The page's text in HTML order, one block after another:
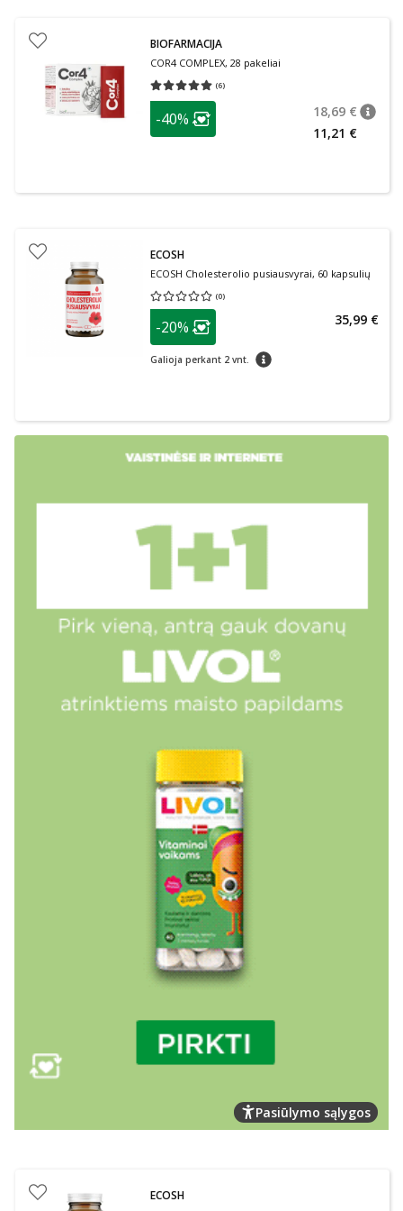
BIOFARMACIJA
COR4 COMPLEX, 28 pakeliai
(6)
Vidutinis įvertinimas 5.00
patarimas
Lojalumo klubo narių nuolaida
-40% 18,69 €
11,21 €
ECOSH
ECOSH Cholesterolio pusiausvyrai, 60 kapsulių
(0)
Vidutinis įvertinimas 0.00
patarimas
Lojalumo klubo narių nuolaida
-20%
Galioja perkant 2 vnt. patarimas
35,99 €
Pasiūlymo sąlygos
ECOSH